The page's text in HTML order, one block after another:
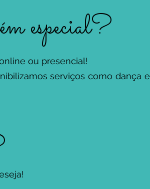
especial?
ou presencial!
serviços como dança e